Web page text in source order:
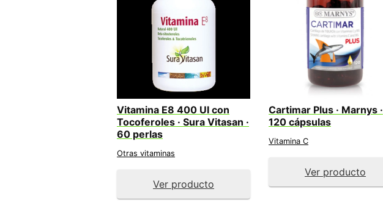
Vitamina E8 400 UI con
Tocoferoles · Sura Vitasan ·
60 perlas
Otras vitaminas
Ver producto
Cartimar Plus · Marnys ·
120 cápsulas
Vitamina C
Ver producto